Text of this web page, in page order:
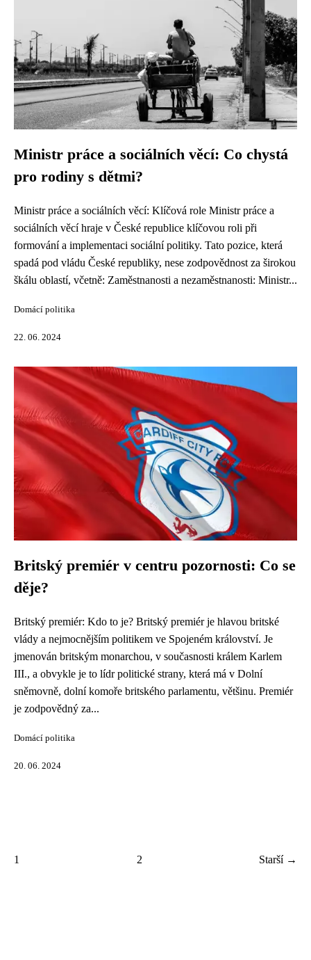
Ministr práce a sociálních věcí: Co chystá
pro rodiny s dětmi?
Ministr práce a sociálních věcí: Klíčová role Ministr práce a
sociálních věcí hraje v České republice klíčovou roli při
formování a implementaci sociální politiky. Tato pozice, která
spadá pod vládu České republiky, nese zodpovědnost za širokou
škálu oblastí, včetně: Zaměstnanosti a nezaměstnanosti: Ministr...
Domácí politika
22. 06. 2024
Britský premiér v centru pozornosti: Co se
děje?
Britský premiér: Kdo to je? Britský premiér je hlavou britské
vlády a nejmocnějším politikem ve Spojeném království. Je
jmenován britským monarchou, v současnosti králem Karlem
III., a obvykle je to lídr politické strany, která má v Dolní
sněmovně, dolní komoře britského parlamentu, většinu. Premiér
je zodpovědný za...
Domácí politika
20. 06. 2024
1 2 Starší →